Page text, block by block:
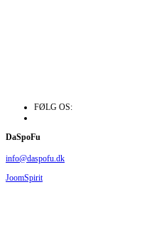
FØLG OS:
DaSpoFu
info@daspofu.dk
JoomSpirit